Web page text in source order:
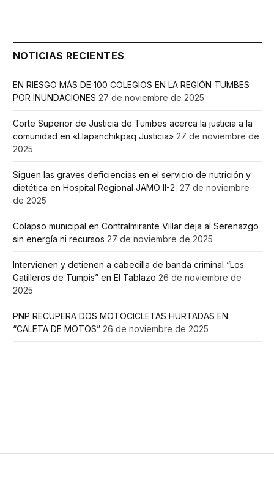
NOTICIAS RECIENTES
EN RIESGO MÁS DE 100 COLEGIOS EN LA REGIÓN TUMBES
POR INUNDACIONES 27 de noviembre de 2025
Corte Superior de Justicia de Tumbes acerca la justicia a la
comunidad en «Llapanchikpaq Justicia» 27 de noviembre de
2025
Siguen las graves deficiencias en el servicio de nutrición y
dietética en Hospital Regional JAMO II-2 27 de noviembre
de 2025
Colapso municipal en Contralmirante Villar deja al Serenazgo
sin energía ni recursos 27 de noviembre de 2025
Intervienen y detienen a cabecilla de banda criminal “Los
Gatilleros de Tumpis” en El Tablazo 26 de noviembre de
2025
PNP RECUPERA DOS MOTOCICLETAS HURTADAS EN
“CALETA DE MOTOS” 26 de noviembre de 2025